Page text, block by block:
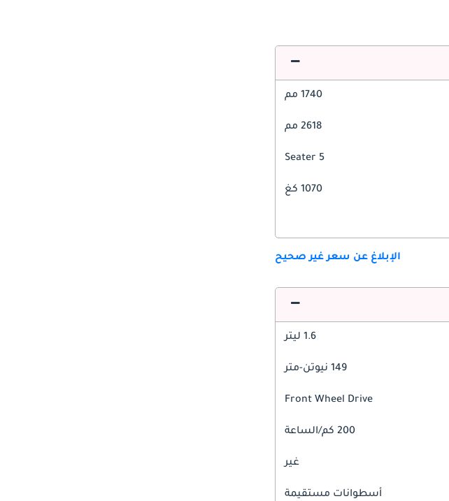
1740 مم
2618 مم
5 Seater
1070 كغ
الإبلاغ عن سعر غير صحيح
1.6 ليتر
149 نيوتن-متر
Front Wheel Drive
200 كم/الساعة
غير
أسطوانات مستقيمة